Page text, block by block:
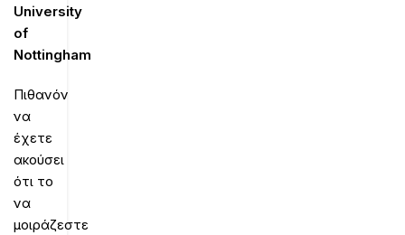
University
of
Nottingham
Πιθανόν
να
έχετε
ακούσει
ότι το
να
μοιράζεστε